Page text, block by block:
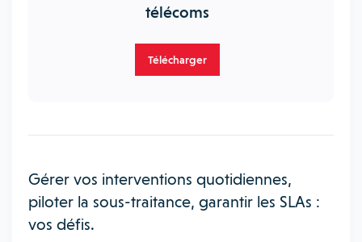
télécoms
Télécharger
Gérer vos interventions quotidiennes,
piloter la sous-traitance, garantir les SLAs :
vos défis.